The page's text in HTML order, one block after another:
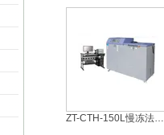
ZT-CTH-150L慢冻法冻融箱